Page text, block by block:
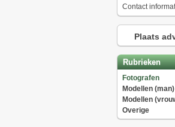
Contact
Plaats
Rubrieken
Fotografen
Modellen (man)
Modellen
Overige